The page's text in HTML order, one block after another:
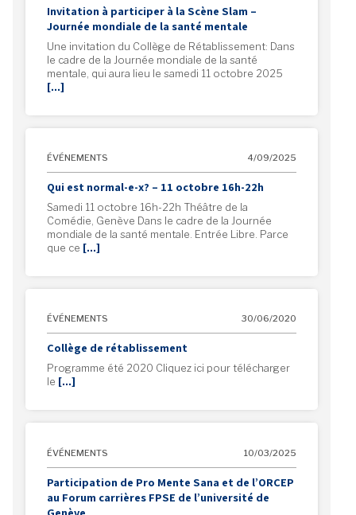
Invitation à participer à la Scène Slam –
Journée mondiale de la santé mentale
Une invitation du Collège de Rétablissement: Dans
le cadre de la Journée mondiale de la santé
mentale, qui aura lieu le samedi 11 octobre 2025
[…]
ÉVÉNEMENTS 4/09/2025
Qui est normal-e-x? – 11 octobre 16h-22h
Samedi 11 octobre 16h-22h Théâtre de la
Comédie, Genève Dans le cadre de la Journée
mondiale de la santé mentale. Entrée Libre. Parce
que ce […]
ÉVÉNEMENTS 30/06/2020
Collège de rétablissement
Programme été 2020 Cliquez ici pour télécharger
le […]
ÉVÉNEMENTS 10/03/2025
Participation de Pro Mente Sana et de l’ORCEP
au Forum carrières FPSE de l’université de
Genève